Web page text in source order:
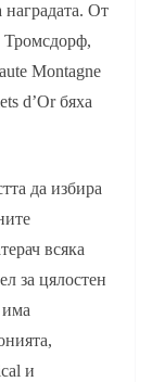
От
Тромсдорф,
Montagne
d’Or бяха
да избира
всяка
за цялостен
и